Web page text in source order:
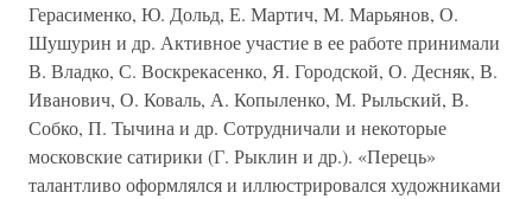
Герасименко, Ю. Дольд, Е. Мартич, М. Марьянов, О.
Шушурин и др. Активное участие в ее работе принимали
В. Владко, С. Воскрекасенко, Я. Городской, О. Десняк, В.
Иванович, О. Коваль, А. Копыленко, М. Рыльский, В.
Собко, П. Тычина и др. Сотрудничали и некоторые
московские сатирики (Г. Рыклин и др.). «Перець»
талантливо оформлялся и иллюстрировался художниками